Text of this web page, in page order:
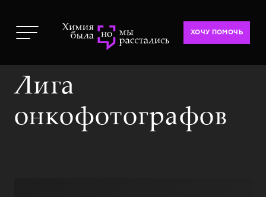
ХОЧУ ПОМОЧЬ
Лига
онкофотографов